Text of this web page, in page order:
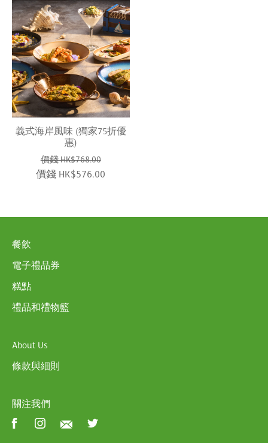
義式海岸風味 (獨家75折優
惠)
價錢 HK$768.00
價錢 HK$576.00
餐飲
電子禮品券
糕點
禮品和禮物籃
About Us
條款與細則
關注我們